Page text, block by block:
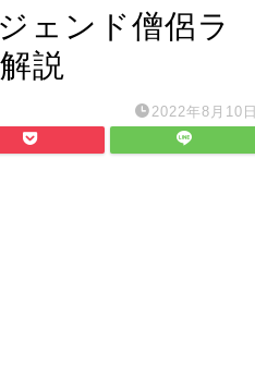
ェンド僧侶ラ
説
2022年8月10日